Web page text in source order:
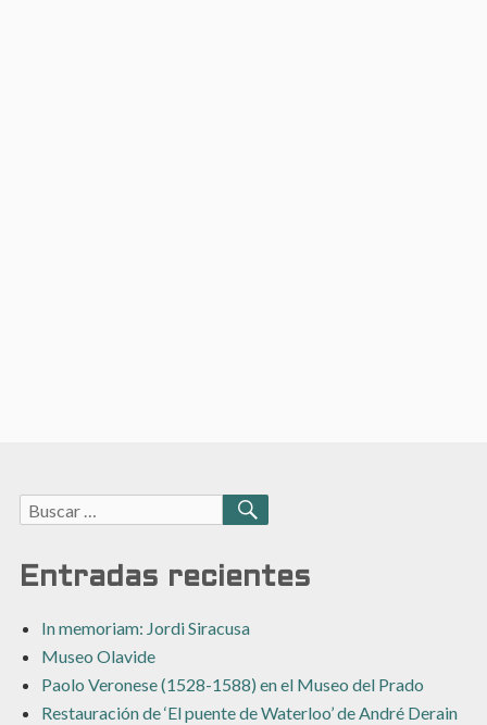
Buscar:
BUSCAR
Entradas recientes
In memoriam: Jordi Siracusa
Museo Olavide
Paolo Veronese (1528-1588) en el Museo del Prado
Restauración de ‘El puente de Waterloo’ de André Derain